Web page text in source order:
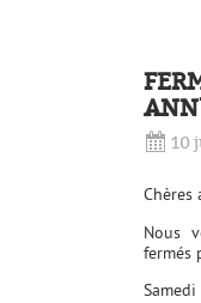
10
Chères
Nous
fermés